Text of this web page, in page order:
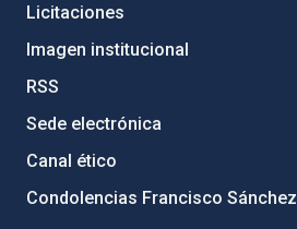
Licitaciones
Imagen institucional
RSS
Sede electrónica
Canal ético
Condolencias Francisco Sánchez